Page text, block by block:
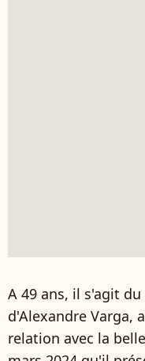
A 49 ans, il s'agit
d'Alexandre Varga,
relation avec la